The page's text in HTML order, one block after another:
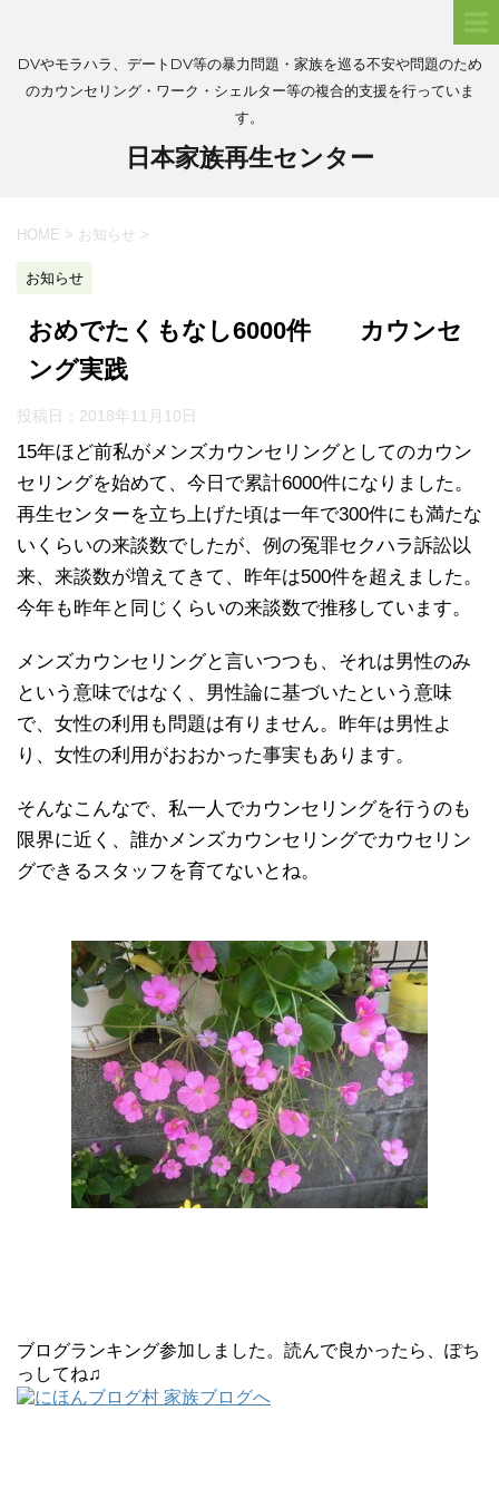
DVやモラハラ、デートDV等の暴力問題・家族を巡る不安や問題のため
のカウンセリング・ワーク・シェルター等の複合的支援を行っていま
す。
日本家族再生センター
HOME > お知らせ >
お知らせ
おめでたくもなし6000件 カウンセ
ング実践
投稿日： 2018年11月10日
15年ほど前私がメンズカウンセリングとしてのカウン
セリングを始めて、今日で累計6000件になりました。
再生センターを立ち上げた頃は一年で300件にも満たな
いくらいの来談数でしたが、例の冤罪セクハラ訴訟以
来、来談数が増えてきて、昨年は500件を超えました。
今年も昨年と同じくらいの来談数で推移しています。
メンズカウンセリングと言いつつも、それは男性のみ
という意味ではなく、男性論に基づいたという意味
で、女性の利用も問題は有りません。昨年は男性よ
り、女性の利用がおおかった事実もあります。
そんなこんなで、私一人でカウンセリングを行うのも
限界に近く、誰かメンズカウンセリングでカウセリン
グできるスタッフを育てないとね。
ブログランキング参加しました。読んで良かったら、ぽち
っしてね♫